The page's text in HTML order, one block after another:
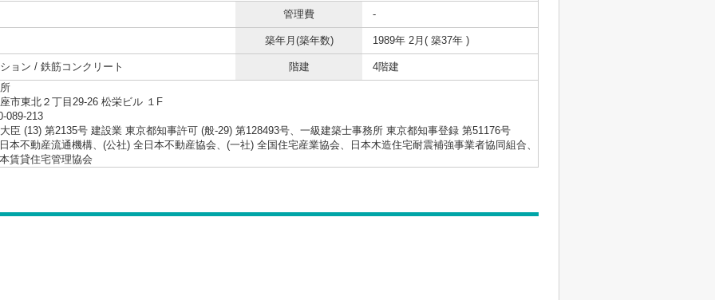
管理費 -
築年月(築年数) 1989年 2月( 築37年 )
ョン / 鉄筋コンクリート 階建 4階建
市東北２丁目29-26 松栄ビル １F
089-213
臣 (13) 第2135号 建設業 東京都知事許可 (般-29) 第128493号、一級建築士事務所 東京都知事登録 第51176号
本不動産流通機構、(公社) 全日本不動産協会、(一社) 全国住宅産業協会、日本木造住宅耐震補強事業者協同組合、
賃貸住宅管理協会